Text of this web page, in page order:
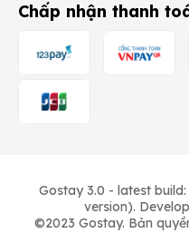
Chấp nhận thanh
Gostay 3.0 - latest
version).
©2023 Gostay. Bản